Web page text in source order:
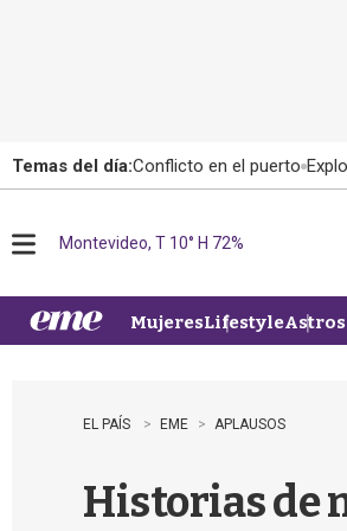
Temas del día:Conflicto en el puerto
u
Montevideo, T 10° H 72%
MujeresLifestyleAstros
EL PAÍS EME APLAUSOS
Historias de